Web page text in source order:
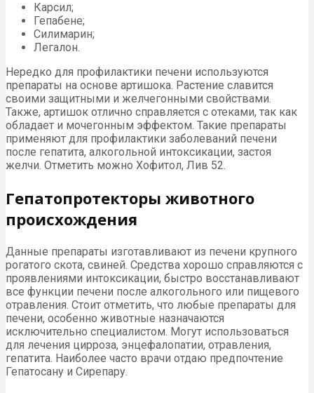
Карсил;
Гепабене;
Силимарин;
Легалон.
Нередко для профилактики печени используются
препараты на основе артишока. Растение славится
своими защитными и желчегонными свойствами.
Также, артишок отлично справляется с отеками, так как
обладает и мочегонным эффектом. Такие препараты
применяют для профилактики заболеваний печени
после гепатита, алкогольной интоксикации, застоя
желчи. Отметить можно Хофитол, Лив 52.
Гепатопротекторы животного
происхождения
Данные препараты изготавливают из печени крупного
рогатого скота, свиней. Средства хорошо справляются с
проявлениями интоксикации, быстро восстанавливают
все функции печени после алкогольного или пищевого
отравления. Стоит отметить, что любые препараты для
печени, особенно животные назначаются
исключительно специалистом. Могут использоваться
для лечения цирроза, энцефалопатии, отравления,
гепатита. Наиболее часто врачи отдаю предпочтение
Гепатосану и Сирепару.